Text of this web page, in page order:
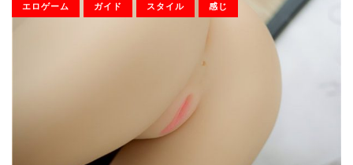
エロゲーム ガイド スタイル 感じ